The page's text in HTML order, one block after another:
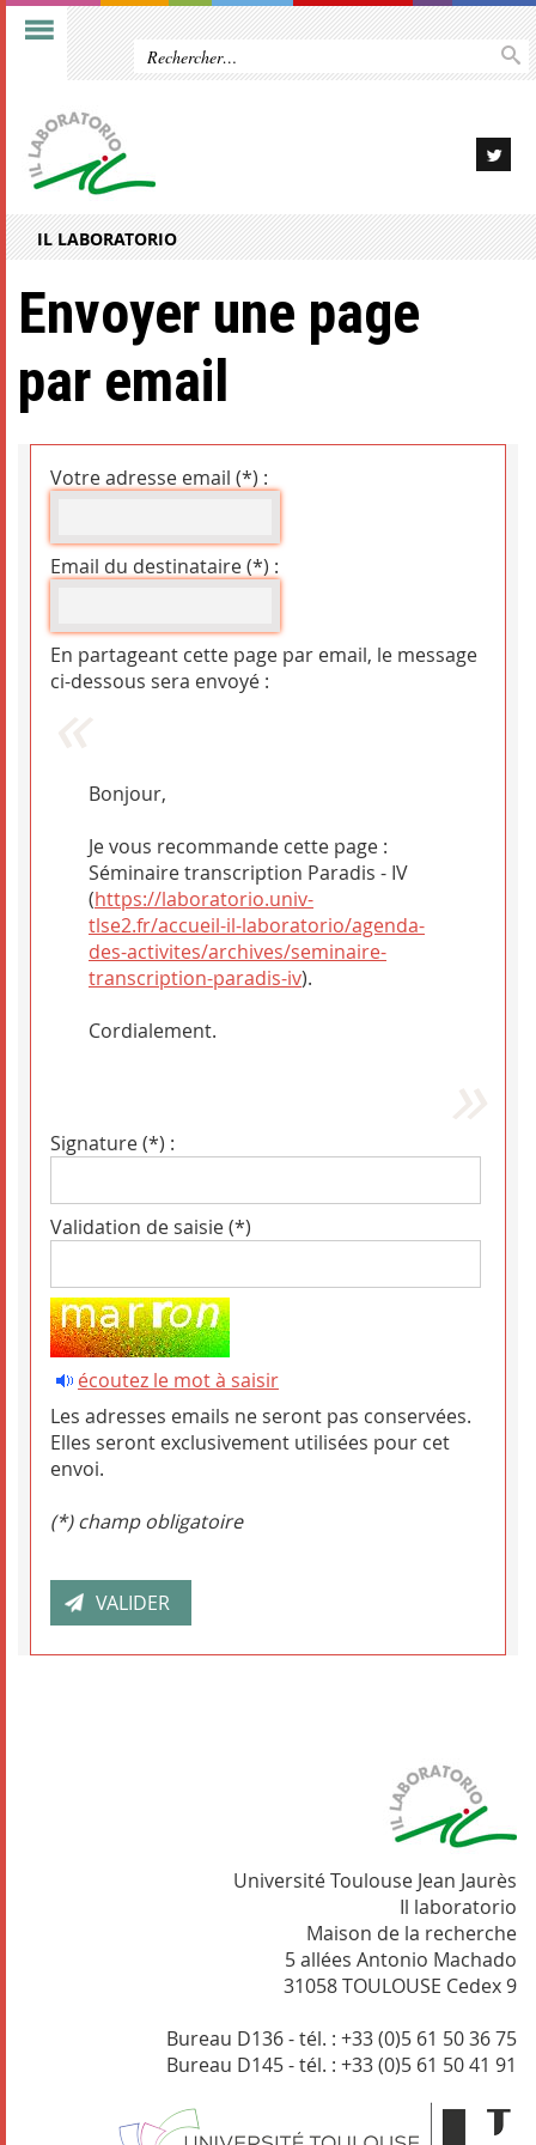
IL LABORATORIO
Envoyer une page
par email
Votre adresse email (*) :
Email du destinataire (*) :
En partageant cette page par email, le message
ci-dessous sera envoyé :
Bonjour,
Je vous recommande cette page :
Séminaire transcription Paradis - IV
(https://laboratorio.univ-
tlse2.fr/accueil-il-laboratorio/agenda-
des-activites/archives/seminaire-
transcription-paradis-iv).
Cordialement.
Signature (*) :
Validation de saisie (*)
écoutez le mot à saisir
Les adresses emails ne seront pas conservées.
Elles seront exclusivement utilisées pour cet
envoi.
(*) champ obligatoire
Université Toulouse Jean Jaurès
Il laboratorio
Maison de la recherche
5 allées Antonio Machado
31058 TOULOUSE Cedex 9
Bureau D136 - tél. : +33 (0)5 61 50 36 75
Bureau D145 - tél. : +33 (0)5 61 50 41 91